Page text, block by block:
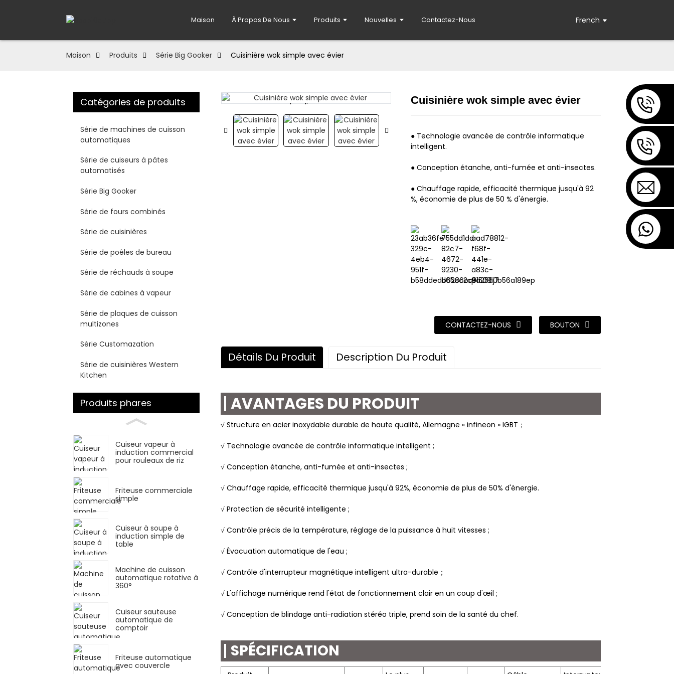
Maison À Propos De Nous Produits Nouvelles Contactez-Nous French
Maison Produits Série Big Gooker Cuisinière wok simple avec évier
Catégories de produits
Série de machines de cuisson
automatiques
Série de cuiseurs à pâtes
automatisés
Série Big Gooker
Série de fours combinés
Série de cuisinières
Série de poêles de bureau
Série de réchauds à soupe
Série de cabines à vapeur
Série de plaques de cuisson
multizones
Série Customazation
Série de cuisinières Western
Kitchen
Produits phares
Cuiseur vapeur à
induction commercial
pour rouleaux de riz
Friteuse commerciale
simple
Cuiseur à soupe à
induction simple de
table
Machine de cuisson
automatique rotative à
360°
Cuiseur sauteuse
automatique de
comptoir
Friteuse automatique
avec couvercle
Loading...
Loading... Loading...
Loading... Loading...
Loading...
Cuisinière wok simple avec évier
● Technologie avancée de contrôle informatique
intelligent.
● Conception étanche, anti-fumée et anti-insectes.
● Chauffage rapide, efficacité thermique jusqu'à 92
%, économie de plus de 50 % d'énergie.
CONTACTEZ-NOUS BOUTON
Détails Du Produit Description Du Produit
AVANTAGES DU PRODUIT
√ Structure en acier inoxydable durable de haute qualité, Allemagne « infineon » lGBT；
√ Technologie avancée de contrôle informatique intelligent ;
√ Conception étanche, anti-fumée et anti-insectes ;
√ Chauffage rapide, efficacité thermique jusqu'à 92%, économie de plus de 50% d'énergie.
√ Protection de sécurité intelligente ;
√ Contrôle précis de la température, réglage de la puissance à huit vitesses ;
√ Évacuation automatique de l'eau ;
√ Contrôle d'interrupteur magnétique intelligent ultra-durable；
√ L'affichage numérique rend l'état de fonctionnement clair en un coup d'œil ;
√ Conception de blindage anti-radiation stéréo triple, prend soin de la santé du chef.
SPÉCIFICATION